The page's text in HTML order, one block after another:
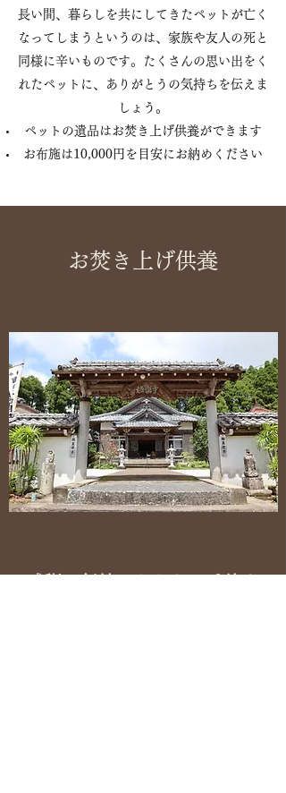
長い間、暮らしを共にしてきたペットが亡く
なってしまうというのは、家族や友人の死と
同様に辛いものです。たくさんの思い出をく
れたペットに、ありがとうの気持ちを伝えま
しょう。
ペットの遺品はお焚き上げ供養ができます
お布施は10,000円を目安にお納めください
お焚き上げ供養